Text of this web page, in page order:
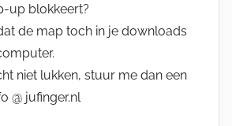
up blokkeert?
de map toch in je downloads
niet lukken, stuur me dan een
@ jufinger.nl